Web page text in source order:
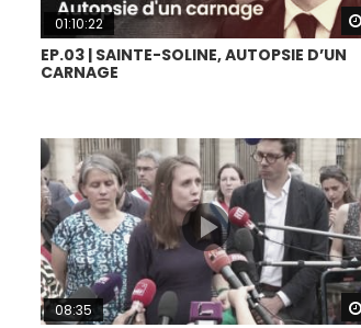
01:10:22
EP.03 | SAINTE-SOLINE, AUTOPSIE D’UN
CARNAGE
08:35